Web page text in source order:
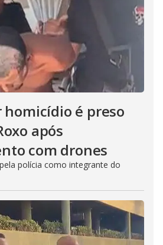
homicídio é preso
após
com drones
polícia como integrante do